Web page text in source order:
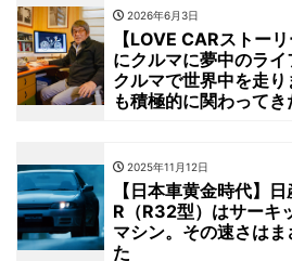
2026年6月3日
【LOVE CARストー
にクルマに夢中のラ
クルマで世界中を走
も積極的に関わってき
2025年11月12日
【日本車黄金時代】
R（R32型）はサーキ
マシン。その速さは
た